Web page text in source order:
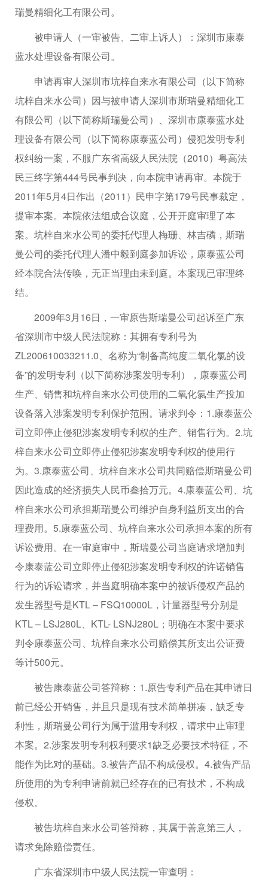
瑞曼精细化工有限公司。
被申请人（一审被告、二审上诉人）：深圳市康泰
蓝水处理设备有限公司。
申请再审人深圳市坑梓自来水有限公司（以下简称
坑梓自来水公司）因与被申请人深圳市斯瑞曼精细化工
有限公司（以下简称斯瑞曼公司）、深圳市康泰蓝水处
理设备有限公司（以下简称康泰蓝公司）侵犯发明专利
权纠纷一案，不服广东省高级人民法院（2010）粤高法
民三终字第444号民事判决，向本院申请再审。本院于
2011年5月4日作出（2011）民申字第179号民事裁定，
提审本案。本院依法组成合议庭，公开开庭审理了本
案。坑梓自来水公司的委托代理人梅珊、林吉磷，斯瑞
曼公司的委托代理人潘中毅到庭参加诉讼，康泰蓝公司
经本院合法传唤，无正当理由未到庭。本案现已审理终
结。
2009年3月16日，一审原告斯瑞曼公司起诉至广东
省深圳市中级人民法院称：其拥有专利号为
ZL200610033211.0、名称为“制备高纯度二氧化氯的设
备”的发明专利（以下简称涉案发明专利），康泰蓝公司
生产、销售和坑梓自来水公司使用的二氧化氯生产投加
设备落入涉案发明专利保护范围。请求判令：1.康泰蓝公
司立即停止侵犯涉案发明专利权的生产、销售行为。2.坑
梓自来水公司立即停止侵犯涉案发明专利权的使用行
为。3.康泰蓝公司、坑梓自来水公司共同赔偿斯瑞曼公司
因此造成的经济损失人民币叁拾万元。4.康泰蓝公司、坑
梓自来水公司承担斯瑞曼公司维护自身利益所支出的合
理费用。5.康泰蓝公司、坑梓自来水公司承担本案的所有
诉讼费用。在一审庭审中，斯瑞曼公司当庭请求增加判
令康泰蓝公司立即停止侵犯涉案发明专利权的许诺销售
行为的诉讼请求，并当庭明确本案中的被诉侵权产品的
发生器型号是KTL – FSQ10000L，计量器型号分别是
KTL – LSJ280L、KTL- LSNJ280L；明确在本案中要求
判令康泰蓝公司、坑梓自来水公司赔偿其所支出公证费
等计500元。
被告康泰蓝公司答辩称：1.原告专利产品在其申请日
前已经公开销售，并且只是现有技术简单拼凑，缺乏专
利性，斯瑞曼公司行为属于滥用专利权，请求中止审理
本案。2.涉案发明专利权利要求1缺乏必要技术特征，不
能作为比对的基础。3.被告产品不构成侵权。4.被告产品
所使用的为专利申请前就已经存在的已有技术，不构成
侵权。
被告坑梓自来水公司答辩称，其属于善意第三人，
请求免除赔偿责任。
广东省深圳市中级人民法院一审查明：